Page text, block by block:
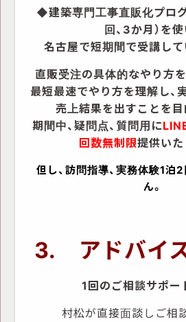
◆建築専門工事直販化プロ
回、3か月）を使
名古屋で短期間で受講して
直販受注の具体的なやり方を
最短最速でやり方を理解し、
売上結果を出すことを
期間中、疑問点、質問用に
回数無制限提供いた
但し、訪問指導、実務体験1泊
ん。
3. アドバイス
1回のご相談サポー
村松が直接面談しご相